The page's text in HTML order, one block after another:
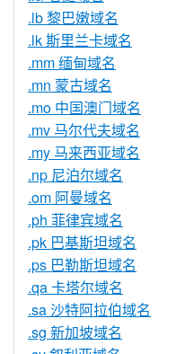
.lb 黎巴嫩域名
.lk 斯里兰卡域名
.mm 缅甸域名
.mn 蒙古域名
.mo 中国澳门域名
.mv 马尔代夫域名
.my 马来西亚域名
.np 尼泊尔域名
.om 阿曼域名
.ph 菲律宾域名
.pk 巴基斯坦域名
.ps 巴勒斯坦域名
.qa 卡塔尔域名
.sa 沙特阿拉伯域名
.sg 新加坡域名